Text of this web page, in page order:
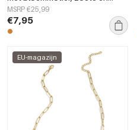
eenvoudige dagelijkse serie,
dames sieraden
MSRP €25,99
€7,95
EU-magazijn